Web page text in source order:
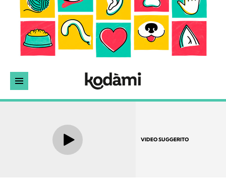
VIDEO SUGGERITO